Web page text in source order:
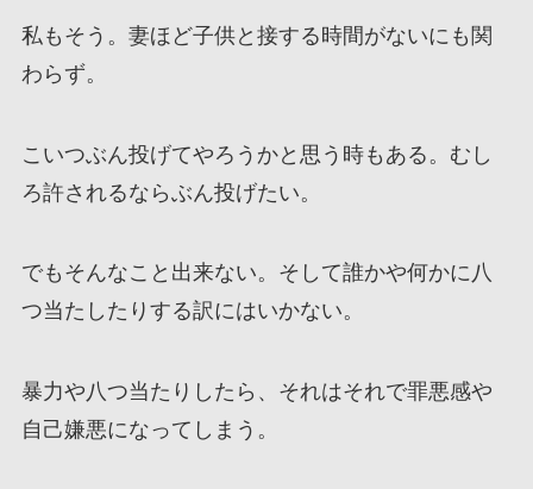
私もそう。妻ほど子供と接する時間がないにも関
わらず。
こいつぶん投げてやろうかと思う時もある。むし
ろ許されるならぶん投げたい。
でもそんなこと出来ない。そして誰かや何かに八
つ当たしたりする訳にはいかない。
暴力や八つ当たりしたら、それはそれで罪悪感や
自己嫌悪になってしまう。